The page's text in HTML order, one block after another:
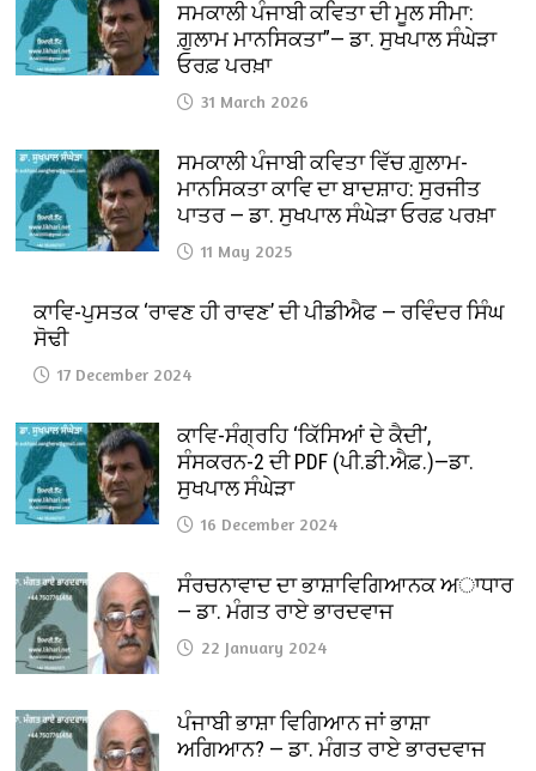
ਸਮਕਾਲੀ ਪੰਜਾਬੀ ਕਵਿਤਾ ਦੀ ਮੂਲ ਸੀਮਾ:
ਗ਼ੁਲਾਮ ਮਾਨਸਿਕਤਾ”— ਡਾ. ਸੁਖਪਾਲ ਸੰਘੇੜਾ
ਓਰਫ਼ ਪਰਖ਼ਾ
31 March 2026
ਸਮਕਾਲੀ ਪੰਜਾਬੀ ਕਵਿਤਾ ਵਿੱਚ ਗ਼ੁਲਾਮ-
ਮਾਨਸਿਕਤਾ ਕਾਵਿ ਦਾ ਬਾਦਸ਼ਾਹ: ਸੁਰਜੀਤ
ਪਾਤਰ — ਡਾ. ਸੁਖਪਾਲ ਸੰਘੇੜਾ ਓਰਫ਼ ਪਰਖ਼ਾ
11 May 2025
ਕਾਵਿ-ਪੁਸਤਕ ‘ਰਾਵਣ ਹੀ ਰਾਵਣ’ ਦੀ ਪੀਡੀਐਫ — ਰਵਿੰਦਰ ਸਿੰਘ
ਸੋਢੀ
17 December 2024
ਕਾਵਿ-ਸੰਗ੍ਰਹਿ ‘ਕਿੱਸਿਆਂ ਦੇ ਕੈਦੀ’,
ਸੰਸਕਰਨ-2 ਦੀ PDF (ਪੀ.ਡੀ.ਐਫ਼.)—ਡਾ.
ਸੁਖਪਾਲ ਸੰਘੇੜਾ
16 December 2024
ਸੰਰਚਨਾਵਾਦ ਦਾ ਭਾਸ਼ਾਵਿਗਿਆਨਕ ਅਾਧਾਰ
— ਡਾ. ਮੰਗਤ ਰਾਏ ਭਾਰਦਵਾਜ
22 January 2024
ਪੰਜਾਬੀ ਭਾਸ਼ਾ ਵਿਗਿਆਨ ਜਾਂ ਭਾਸ਼ਾ
ਅਗਿਆਨ? — ਡਾ. ਮੰਗਤ ਰਾਏ ਭਾਰਦਵਾਜ